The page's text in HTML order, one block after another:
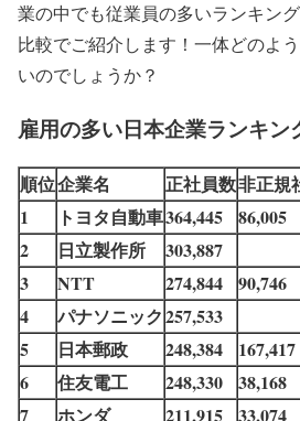
業の中でも従業員の多いランキン
比較でご紹介します！一体どのよ
いのでしょうか？
雇用の多い日本企業ランキン
順位企業名 正社員数非正規
1
トヨタ自動車364,445
86,005
2
日立製作所
303,887
3
NTT 274,844
90,746
4
パナソニック257,533
5
日本郵政 248,384
167,417
6
住友電工 248,330
38,168
7
ホンダ 211,915
33,074